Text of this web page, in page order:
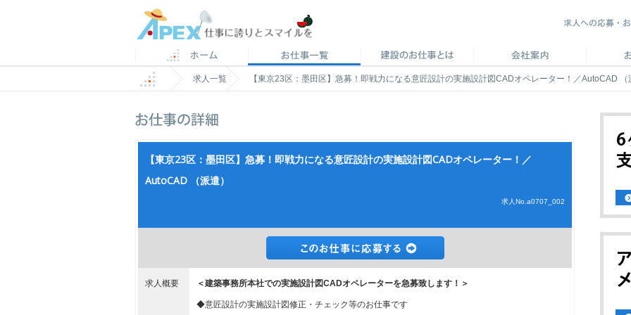
求人一覧 【東京23区：墨田区】急募！即戦力になる意匠設計の実施設計図CADオペレーター！／AutoCAD （
【東京23区：墨田区】急募！即戦力になる意匠設計の実施設計図CADオペレーター！／
AutoCAD （派遣）
求人No.a0707_002
求人概要 ＜建築事務所本社での実施設計図CADオペレーターを急募致します！＞
◆意匠設計の実施設計図修正・チェック等のお仕事です